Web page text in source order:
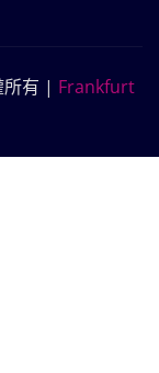
有 | Frankfurt